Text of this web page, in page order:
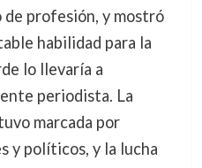
de profesión, y mostró
habilidad para la
lo llevaría a
periodista. La
marcada por
y políticos, y la lucha